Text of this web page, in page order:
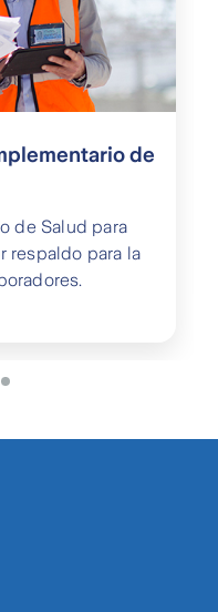
de
de Salud para
respaldo para la